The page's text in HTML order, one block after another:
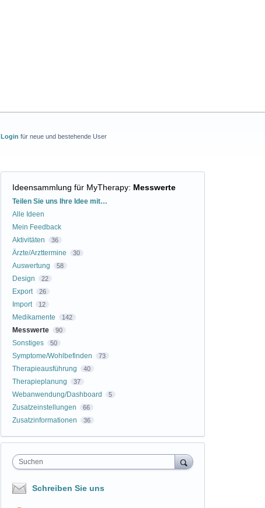
Login für neue und bestehende User
Ideensammlung für MyTherapy: Messwerte
Kategorien
Teilen Sie uns Ihre Idee mit…
Alle Ideen
Mein Feedback
Aktivitäten
36
Ärzte/Arzttermine 30
Auswertung 58
Design 22
Export 26
Import 12
Medikamente 142
Messwerte 90
Sonstiges 50
Symptome/Wohlbefinden 73
Therapieausführung 40
Therapieplanung 37
Webanwendung/Dashboard 5
Zusatzeinstellungen 66
Zusatzinformationen 36
Suchen
Schreiben Sie uns